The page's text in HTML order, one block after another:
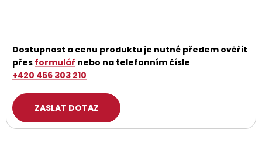
Dostupnost a cenu produktu je nutné předem ověřit
přes formulář nebo na telefonním čísle
+420 466 303 210
ZASLAT DOTAZ